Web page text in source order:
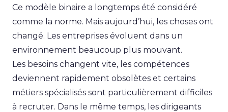
Ce modèle binaire a longtemps été considéré
comme la norme. Mais aujourd’hui, les choses ont
changé. Les entreprises évoluent dans un
environnement beaucoup plus mouvant.
Les besoins changent vite, les compétences
deviennent rapidement obsolètes et certains
métiers spécialisés sont particulièrement difficiles
à recruter. Dans le même temps, les dirigeants